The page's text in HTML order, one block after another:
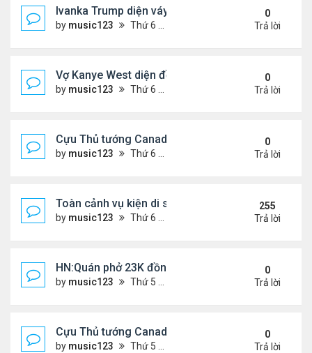
Ivanka Trump diện váy hở eo táo bạo, khoe vòng
by music123 Thứ 6 Tháng 7 31, 2026 6:29 pm
0
Trả lời
Vợ Kanye West diện đồ xẻ bạo, dự tiệc ở đảo Ibiza
by music123 Thứ 6 Tháng 7 31, 2026 6:26 pm
0
Trả lời
Cựu Thủ tướng Canada đắm đuối khóa môi Katy
by music123 Thứ 6 Tháng 7 31, 2026 6:20 pm
0
Trả lời
Toàn cảnh vụ kiện di sản CNS VŨ LINH
by music123 Thứ 6 Tháng 1 10, 2025 4:11 pm
255
Trả lời
HN:Quán phở 23K đồng một bát, 7 năm không
by music123 Thứ 5 Tháng 7 30, 2026 7:11 pm
0
Trả lời
Cựu Thủ tướng Canada thoa kem chống nắng
by music123 Thứ 5 Tháng 7 30, 2026 7:04 pm
0
Trả lời